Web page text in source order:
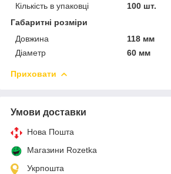
Кількість в упаковці
100 шт.
Габаритні розміри
Довжина
118 мм
Діаметр
60 мм
Приховати
Умови доставки
Нова Пошта
Магазини Rozetka
Укрпошта